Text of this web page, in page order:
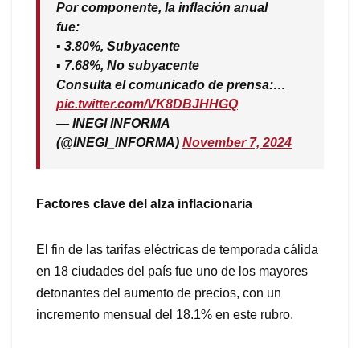
Por componente, la inflación anual
fue:
▪️ 3.80%, Subyacente
▪️ 7.68%, No subyacente
Consulta el comunicado de prensa:…
pic.twitter.com/VK8DBJHHGQ
— INEGI INFORMA
(@INEGI_INFORMA) November 7, 2024
Factores clave del alza inflacionaria
El fin de las tarifas eléctricas de temporada cálida
en 18 ciudades del país fue uno de los mayores
detonantes del aumento de precios, con un
incremento mensual del 18.1% en este rubro.